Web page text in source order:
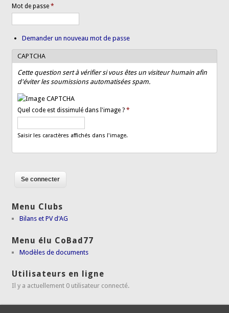
Mot de passe*
Demander un nouveau mot de passe
CAPTCHA
Cette question sert à vérifier si vous êtes un visiteur humain afin
d'éviter les soumissions automatisées spam.
Quel code est dissimulé dans l'image ?*
Saisir les caractères affichés dans l'image.
Menu Clubs
Bilans et PV d'AG
Menu élu CoBad77
Modèles de documents
Utilisateurs en ligne
Il y a actuellement 0 utilisateur connecté.